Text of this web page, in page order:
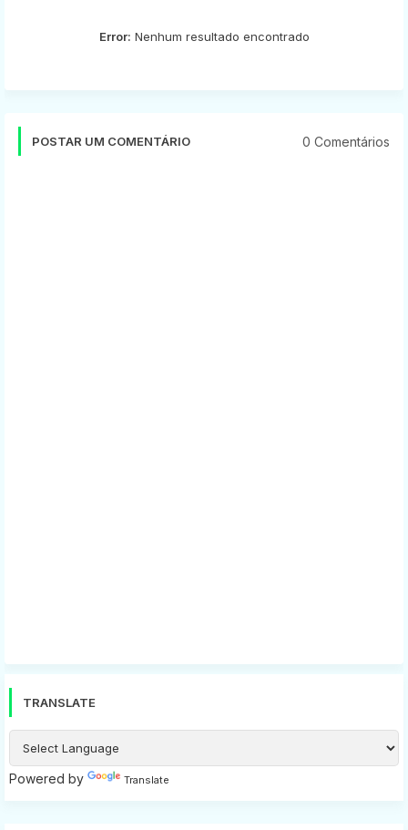
Error: Nenhum resultado encontrado
POSTAR UM COMENTÁRIO 0 Comentários
TRANSLATE
Powered by Translate